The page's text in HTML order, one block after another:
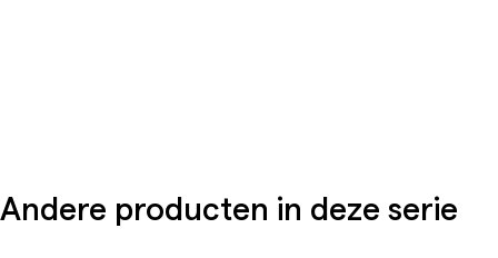
Andere producten in deze serie